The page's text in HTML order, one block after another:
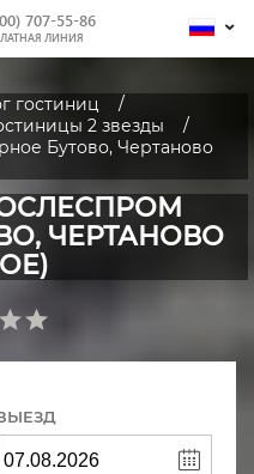
707-55-86
ЛИНИЯ
гостиниц
2 звезды
Бутово, Чертаново
ЧЕРТАНОВО